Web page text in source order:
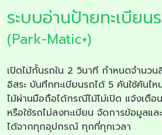
ระบบอ่านป้ายทะเบียน
(Park-Matic+)
เปิดไม้กั้นรถใน 2 วินาที กำหนดจำนวน
อิสระ บันทึกทะเบียนรถได้ 5 คันใช้คันไ
ไม้ผ่านมือถือได้กรณีไม้ไม่เปิด แจ้งเตื
หรือใช้รถไม่ลงทะเบียน จัดการข้อมูลแ
ได้จากทุกอุปกรณ์ ทุกที่ทุกเวลา